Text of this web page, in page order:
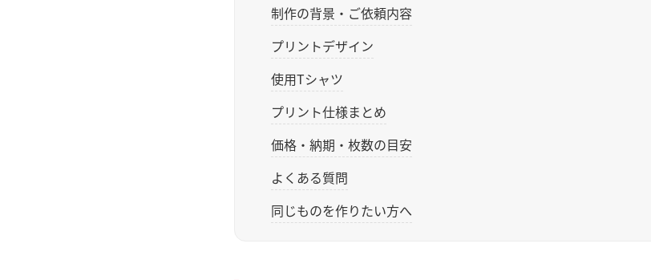
制作の背景・ご依頼内容
プリントデザイン
使用Tシャツ
プリント仕様まとめ
価格・納期・枚数の目安
よくある質問
同じものを作りたい方へ